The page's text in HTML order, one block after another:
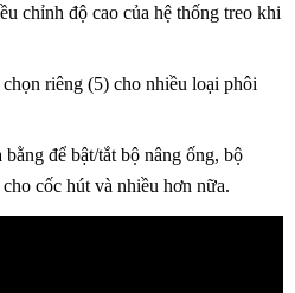
chỉnh độ cao của hệ thống treo khi
riêng (5) cho nhiều loại phôi
để bật/tắt bộ nâng ống, bộ
cốc hút và nhiều hơn nữa.